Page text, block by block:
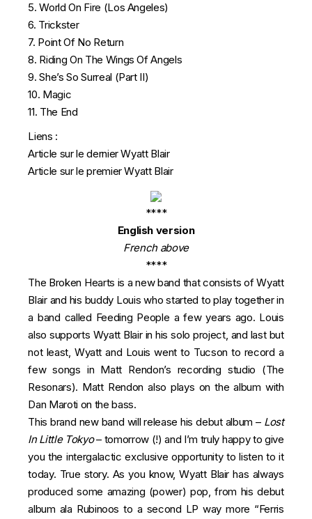
5. World On Fire (Los Angeles)
6. Trickster
7. Point Of No Return
8. Riding On The Wings Of Angels
9. She’s So Surreal (Part II)
10. Magic
11. The End
Liens :
Article sur le dernier Wyatt Blair
Article sur le premier Wyatt Blair
****
English version
French above
****
The Broken Hearts is a new band that consists of Wyatt
Blair and his buddy Louis who started to play together in
a band called Feeding People a few years ago. Louis
also supports Wyatt Blair in his solo project, and last but
not least, Wyatt and Louis went to Tucson to record a
few songs in Matt Rendon’s recording studio (The
Resonars). Matt Rendon also plays on the album with
Dan Maroti on the bass.
This brand new band will release his debut album – Lost
In Little Tokyo– tomorrow (!) and I’m truly happy to give
you the intergalactic exclusive opportunity to listen to it
today. True story. As you know, Wyatt Blair has always
produced some amazing (power) pop, from his debut
album ala Rubinoos to a second LP way more “Ferris